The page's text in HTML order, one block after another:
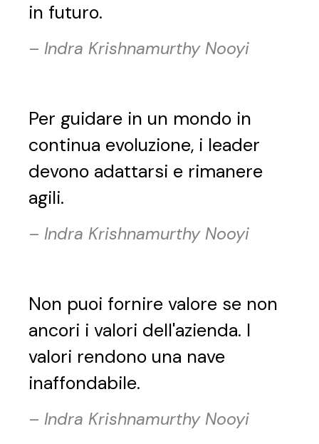
in futuro.
– Indra Krishnamurthy Nooyi
Per guidare in un mondo in
continua evoluzione, i leader
devono adattarsi e rimanere
agili.
– Indra Krishnamurthy Nooyi
Non puoi fornire valore se non
ancori i valori dell'azienda. I
valori rendono una nave
inaffondabile.
– Indra Krishnamurthy Nooyi